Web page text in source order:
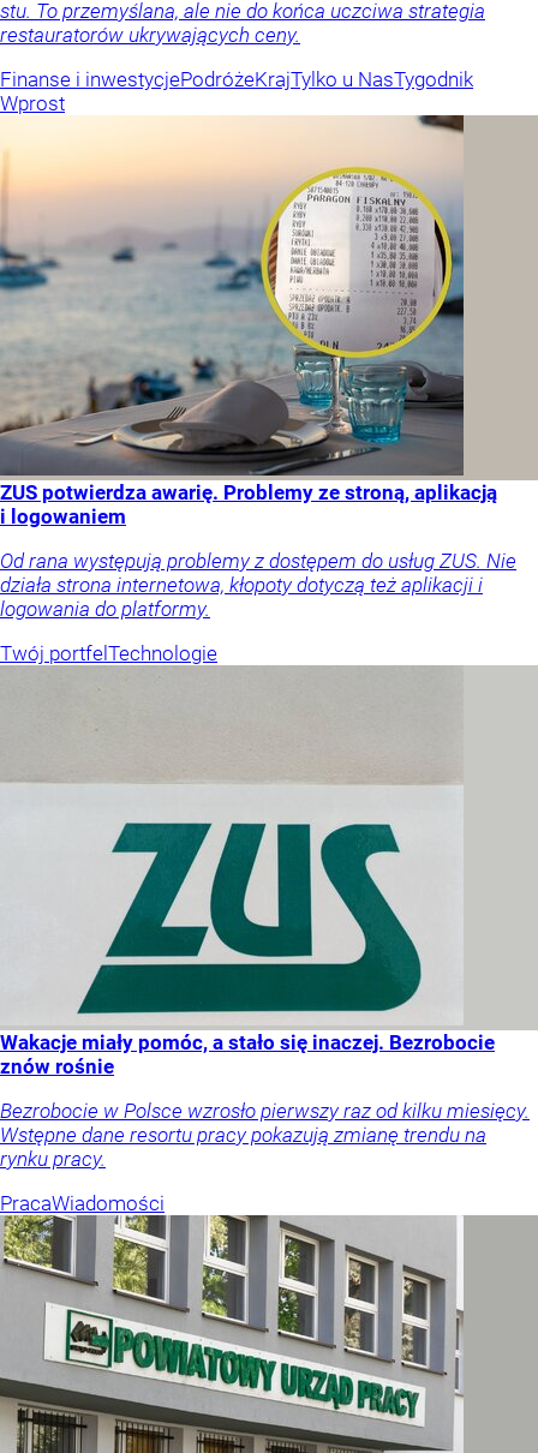
stu. To przemyślana, ale nie do końca uczciwa strategia
restauratorów ukrywających ceny.
Finanse i inwestycjePodróżeKrajTylko u NasTygodnik
Wprost
ZUS potwierdza awarię. Problemy ze stroną, aplikacją
i logowaniem
Od rana występują problemy z dostępem do usług ZUS. Nie
działa strona internetowa, kłopoty dotyczą też aplikacji i
logowania do platformy.
Twój portfelTechnologie
Wakacje miały pomóc, a stało się inaczej. Bezrobocie
znów rośnie
Bezrobocie w Polsce wzrosło pierwszy raz od kilku miesięcy.
Wstępne dane resortu pracy pokazują zmianę trendu na
rynku pracy.
PracaWiadomości